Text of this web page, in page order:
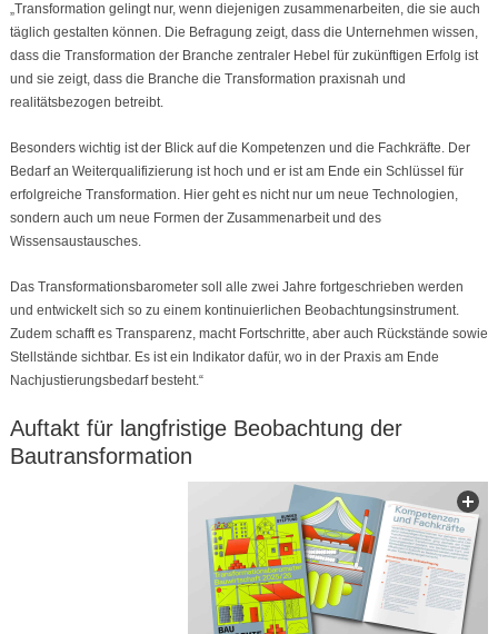
„Transformation gelingt nur, wenn diejenigen zusammenarbeiten, die sie auch
täglich gestalten können. Die Befragung zeigt, dass die Unternehmen wissen,
dass die Transformation der Branche zentraler Hebel für zukünftigen Erfolg ist
und sie zeigt, dass die Branche die Transformation praxisnah und
realitätsbezogen betreibt.
Besonders wichtig ist der Blick auf die Kompetenzen und die Fachkräfte. Der
Bedarf an Weiterqualifizierung ist hoch und er ist am Ende ein Schlüssel für
erfolgreiche Transformation. Hier geht es nicht nur um neue Technologien,
sondern auch um neue Formen der Zusammenarbeit und des
Wissensaustausches.
Das Transformationsbarometer soll alle zwei Jahre fortgeschrieben werden
und entwickelt sich so zu einem kontinuierlichen Beobachtungsinstrument.
Zudem schafft es Transparenz, macht Fortschritte, aber auch Rückstände sowie
Stellstände sichtbar. Es ist ein Indikator dafür, wo in der Praxis am Ende
Nachjustierungsbedarf besteht.“
Auftakt für langfristige Beobachtung der
Bautransformation